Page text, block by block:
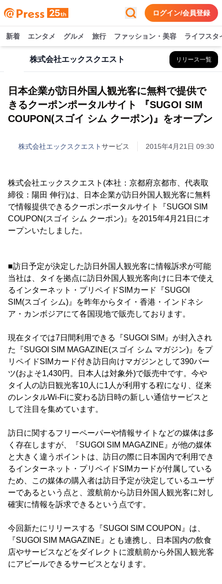
ログイン/会員登録
新着 エンタメ グルメ 旅行 ファッション・美容 ライフスタ
株式会社エックスクエスト リリース一覧
日本企業が訪日外国人観光客に無料で提供で
きるクーポンポータルサイト 『SUGOI SIM
COUPON(スゴイ シム クーポン)』をオープン
株式会社エックスクエストサービス 2015年4月21日 09:30
株式会社エックスクエスト(本社：京都府京都市、代表取
締役：陽田 伸行)は、日本企業が訪日外国人観光客に無料
で情報提供できるクーポンポータルサイト『SUGOI SIM
COUPON(スゴイ シム クーポン)』を2015年4月21日にオ
ープンいたしました。
■訪日予定が決定した訪日外国人観光客に情報訴求が可能
当社は、タイを拠点に訪日外国人観光客向けに日本で使え
るインターネット・プリペイドSIMカード『SUGOI
SIM(スゴイ シム)』を昨年からタイ・香港・インドネシ
ア・カンボジアにて各国現地で販売しております。
現在タイでは7日間利用できる『SUGOI SIM』が封入され
た『SUGOI SIM MAGAZINE(スゴイ シム マガジン)』をプ
リペイドSIMカード付き訪日向けマガジンとして390バー
ツ(およそ1,430円。日本人は対象外)で販売中です。今や
タイ人の訪日観光客10人に1人が利用する程になり、従来
のレンタルWi-Fiに変わる訪日時の新しい通信サービスと
して注目を集めています。
訪日に関するフリーペーパーや情報サイトなどの媒体は多
く存在しますが、『SUGOI SIM MAGAZINE』が他の媒体
と大きく違うポイントは、訪日の際に日本国内で利用でき
るインターネット・プリペイドSIMカードが付属している
ため、この媒体の購入者は訪日予定が決定しているユーザ
ーであるという点と、渡航前から訪日外国人観光客に対し
確実に情報を訴求できるという点です。
今回新たにリリースする『SUGOI SIM COUPON』は、
『SUGOI SIM MAGAZINE』とも連携し、日本国内の飲食
店やサービスなどをダイレクトに渡航前から外国人観光客
にアピールできるサービスとなります。